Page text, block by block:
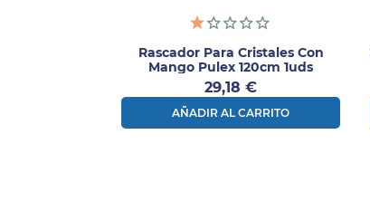
Rascador Para Cristales Con
Mango Pulex 120cm 1uds
Precio
29,18 €
AÑADIR AL CARRITO